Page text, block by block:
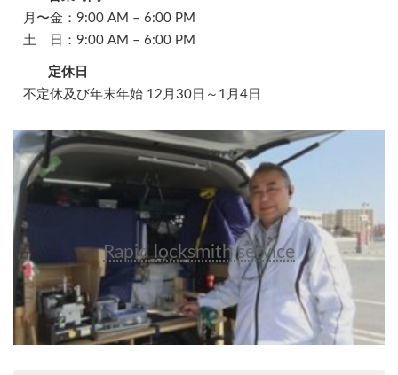
月〜金：9:00 AM – 6:00 PM
土 日：9:00 AM – 6:00 PM
定休日
不定休及び年末年始 12月30日～1月4日
Rapid locksmith service